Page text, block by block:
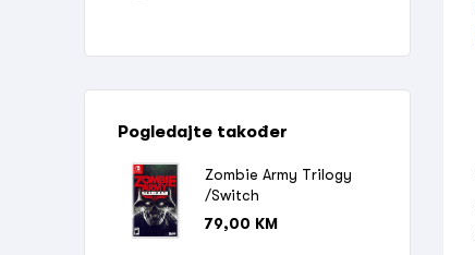
Pogledajte također
Zombie Army Trilogy
/Switch
79,00 KM